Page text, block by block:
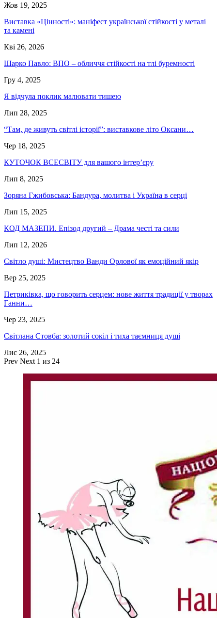
Жов 19, 2025
Виставка «Цінності»: маніфест української стійкості у металі
та камені
Кві 26, 2026
Шарко Павло: ВПО – обличчя стійкості на тлі буремності
Гру 4, 2025
Я відчула поклик малювати тишею
Лип 28, 2025
“Там, де живуть світлі історії”: виставкове літо Оксани…
Чер 18, 2025
КУТОЧОК ВСЕСВІТУ для вашого інтер’єру
Лип 8, 2025
Зоряна Гжибовська: Бандура, молитва і Україна в серці
Лип 15, 2025
КОД МАЗЕПИ. Епізод другий – Драма честі та сили
Лип 12, 2026
Світло душі: Мистецтво Ванди Орлової як емоційний якір
Вер 25, 2025
Петриківка, що говорить серцем: нове життя традиції у творах
Ганни…
Чер 23, 2025
Світлана Стовба: золотий сокіл і тиха таємниця душі
Лис 26, 2025
Prev Next 1 из 24